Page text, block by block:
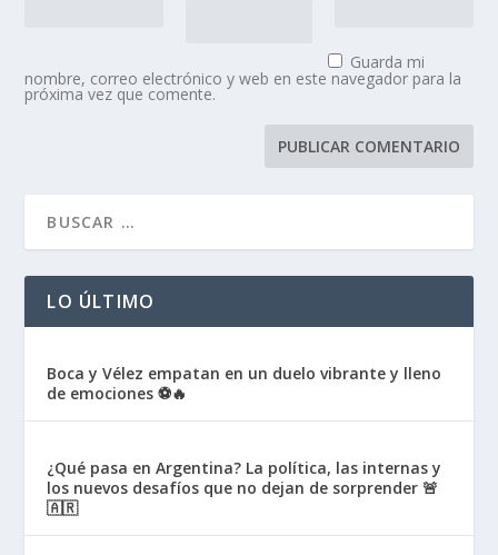
Guarda mi
nombre, correo electrónico y web en este navegador para la
próxima vez que comente.
LO ÚLTIMO
Boca y Vélez empatan en un duelo vibrante y lleno
de emociones ⚽🔥
¿Qué pasa en Argentina? La política, las internas y
los nuevos desafíos que no dejan de sorprender 🚨
🇦🇷